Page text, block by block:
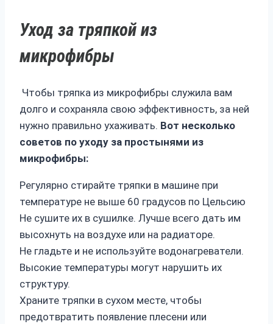
Уход за тряпкой из
микрофибры
Чтобы тряпка из микрофибры служила вам
долго и сохраняла свою эффективность, за ней
нужно правильно ухаживать. Вот несколько
советов по уходу за простынями из
микрофибры:
Регулярно стирайте тряпки в машине при
температуре не выше 60 градусов по Цельсию
Не сушите их в сушилке. Лучше всего дать им
высохнуть на воздухе или на радиаторе.
Не гладьте и не используйте водонагреватели.
Высокие температуры могут нарушить их
структуру.
Храните тряпки в сухом месте, чтобы
предотвратить появление плесени или